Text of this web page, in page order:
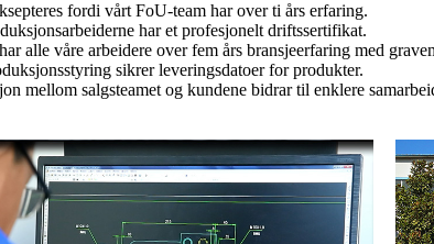
fordi vårt FoU-team har over ti års erfaring.
har et profesjonelt driftssertifikat.
alle våre arbeidere over fem års bransjeerfaring med
sikrer leveringsdatoer for produkter.
mellom salgsteamet og kundene bidrar til enklere